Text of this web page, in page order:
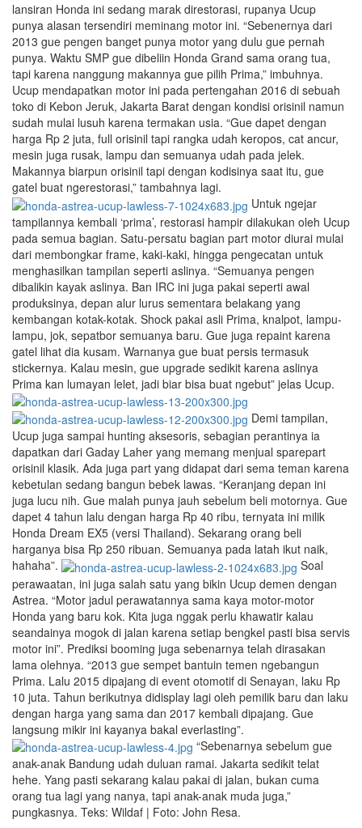
lansiran Honda ini sedang marak direstorasi, rupanya Ucup
punya alasan tersendiri meminang motor ini. “Sebenernya dari
2013 gue pengen banget punya motor yang dulu gue pernah
punya. Waktu SMP gue dibeliin Honda Grand sama orang tua,
tapi karena nanggung makannya gue pilih Prima,” imbuhnya.
Ucup mendapatkan motor ini pada pertengahan 2016 di sebuah
toko di Kebon Jeruk, Jakarta Barat dengan kondisi orisinil namun
sudah mulai lusuh karena termakan usia. “Gue dapet dengan
harga Rp 2 juta, full orisinil tapi rangka udah keropos, cat ancur,
mesin juga rusak, lampu dan semuanya udah pada jelek.
Makannya biarpun orisinil tapi dengan kodisinya saat itu, gue
gatel buat ngerestorasi,” tambahnya lagi.
Untuk ngejar
tampilannya kembali ‘prima’, restorasi hampir dilakukan oleh Ucup
pada semua bagian. Satu-persatu bagian part motor diurai mulai
dari membongkar frame, kaki-kaki, hingga pengecatan untuk
menghasilkan tampilan seperti aslinya. “Semuanya pengen
dibalikin kayak aslinya. Ban IRC ini juga pakai seperti awal
produksinya, depan alur lurus sementara belakang yang
kembangan kotak-kotak. Shock pakai asli Prima, knalpot, lampu-
lampu, jok, sepatbor semuanya baru. Gue juga repaint karena
gatel lihat dia kusam. Warnanya gue buat persis termasuk
stickernya. Kalau mesin, gue upgrade sedikit karena aslinya
Prima kan lumayan lelet, jadi biar bisa buat ngebut” jelas Ucup.
Demi tampilan,
Ucup juga sampai hunting aksesoris, sebagian perantinya ia
dapatkan dari Gaday Laher yang memang menjual sparepart
orisinil klasik. Ada juga part yang didapat dari sema teman karena
kebetulan sedang bangun bebek lawas. “Keranjang depan ini
juga lucu nih. Gue malah punya jauh sebelum beli motornya. Gue
dapet 4 tahun lalu dengan harga Rp 40 ribu, ternyata ini milik
Honda Dream EX5 (versi Thailand). Sekarang orang beli
harganya bisa Rp 250 ribuan. Semuanya pada latah ikut naik,
hahaha”.
Soal
perawaatan, ini juga salah satu yang bikin Ucup demen dengan
Astrea. “Motor jadul perawatannya sama kaya motor-motor
Honda yang baru kok. Kita juga nggak perlu khawatir kalau
seandainya mogok di jalan karena setiap bengkel pasti bisa servis
motor ini”. Prediksi booming juga sebenarnya telah dirasakan
lama olehnya. “2013 gue sempet bantuin temen ngebangun
Prima. Lalu 2015 dipajang di event otomotif di Senayan, laku Rp
10 juta. Tahun berikutnya didisplay lagi oleh pemilik baru dan laku
dengan harga yang sama dan 2017 kembali dipajang. Gue
langsung mikir ini kayanya bakal everlasting”.
“Sebenarnya sebelum gue
anak-anak Bandung udah duluan ramai. Jakarta sedikit telat
hehe. Yang pasti sekarang kalau pakai di jalan, bukan cuma
orang tua lagi yang nanya, tapi anak-anak muda juga,”
pungkasnya. Teks: Wildaf | Foto: John Resa.